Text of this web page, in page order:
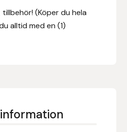
(Köper du hela
alltid med en (1)